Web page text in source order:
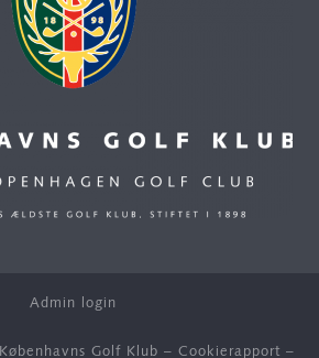
Admin login
Golf Klub – Cookierapport –